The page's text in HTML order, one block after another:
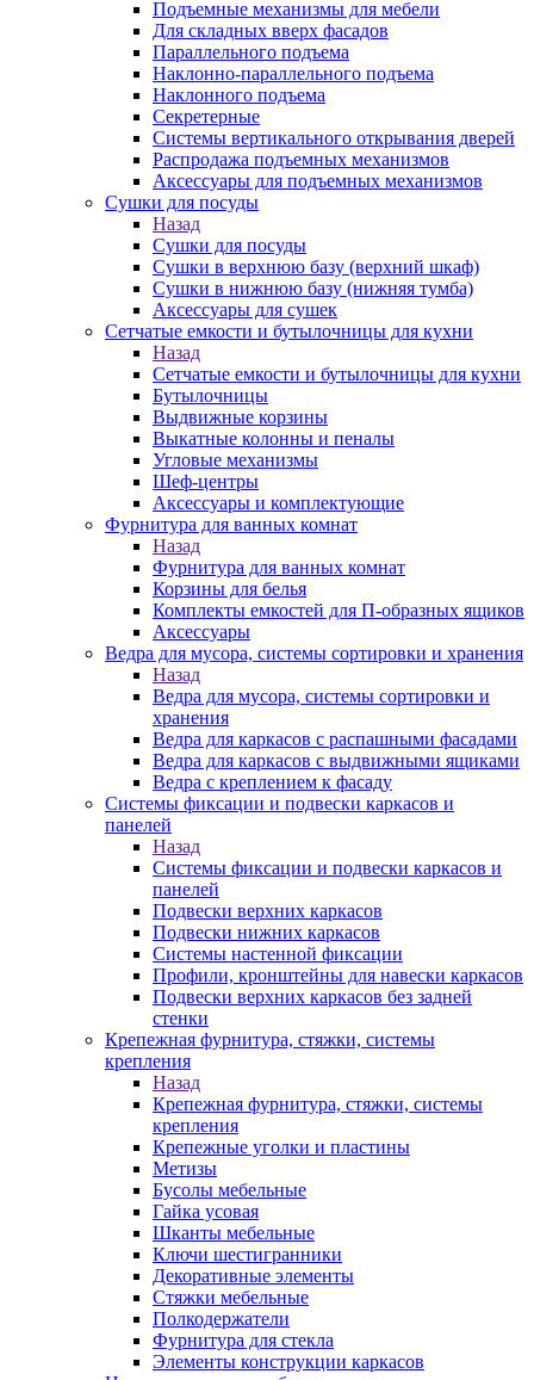
Подъемные механизмы для мебели
Для складных вверх фасадов
Параллельного подъема
Наклонно-параллельного подъема
Наклонного подъема
Секретерные
Системы вертикального открывания дверей
Распродажа подъемных механизмов
Аксессуары для подъемных механизмов
Сушки для посуды
Назад
Сушки для посуды
Сушки в верхнюю базу (верхний шкаф)
Сушки в нижнюю базу (нижняя тумба)
Аксессуары для сушек
Сетчатые емкости и бутылочницы для кухни
Назад
Сетчатые емкости и бутылочницы для кухни
Бутылочницы
Выдвижные корзины
Выкатные колонны и пеналы
Угловые механизмы
Шеф-центры
Аксессуары и комплектующие
Фурнитура для ванных комнат
Назад
Фурнитура для ванных комнат
Корзины для белья
Комплекты емкостей для П-образных ящиков
Аксессуары
Ведра для мусора, системы сортировки и хранения
Назад
Ведра для мусора, системы сортировки и
хранения
Ведра для каркасов с распашными фасадами
Ведра для каркасов с выдвижными ящиками
Ведра с креплением к фасаду
Системы фиксации и подвески каркасов и
панелей
Назад
Системы фиксации и подвески каркасов и
панелей
Подвески верхних каркасов
Подвески нижних каркасов
Системы настенной фиксации
Профили, кронштейны для навески каркасов
Подвески верхних каркасов без задней
стенки
Крепежная фурнитура, стяжки, системы
крепления
Назад
Крепежная фурнитура, стяжки, системы
крепления
Крепежные уголки и пластины
Метизы
Бусолы мебельные
Гайка усовая
Шканты мебельные
Ключи шестигранники
Декоративные элементы
Стяжки мебельные
Полкодержатели
Фурнитура для стекла
Элементы конструкции каркасов